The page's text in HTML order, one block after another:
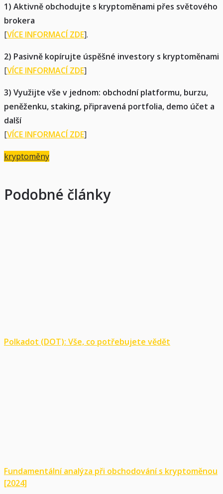
1) Aktivně obchodujte s kryptoměnami přes světového
brokera
[VÍCE INFORMACÍ ZDE].
2) Pasivně kopírujte úspěšné investory s kryptoměnami
[VÍCE INFORMACÍ ZDE]
3) Využijte vše v jednom: obchodní platformu, burzu,
peněženku, staking, připravená portfolia, demo účet a
další
[VÍCE INFORMACÍ ZDE]
kryptoměny
Podobné články
Polkadot (DOT): Vše, co potřebujete vědět
Fundamentální analýza při obchodování s kryptoměnou
[2024]